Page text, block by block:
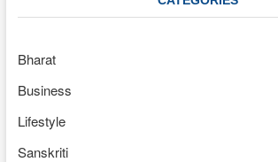
Bharat
Business
Lifestyle
Sanskriti